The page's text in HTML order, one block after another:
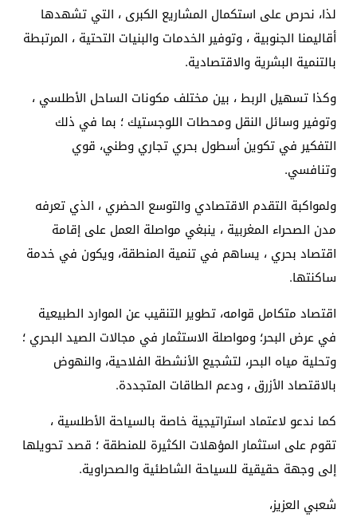
لذا، نحرص على استكمال المشاريع الكبرى ، التي تشهدها
أقاليمنا الجنوبية ، وتوفير الخدمات والبنيات التحتية ، المرتبطة
بالتنمية البشرية والاقتصادية.
وكذا تسهيل الربط ، بين مختلف مكونات الساحل الأطلسي ،
وتوفير وسائل النقل ومحطات اللوجستيك ؛ بما في ذلك
التفكير في تكوين أسطول بحري تجاري وطني، قوي
وتنافسي.
ولمواكبة التقدم الاقتصادي والتوسع الحضري ، الذي تعرفه
مدن الصحراء المغربية ، ينبغي مواصلة العمل على إقامة
اقتصاد بحري ، يساهم في تنمية المنطقة، ويكون في خدمة
ساكنتها.
اقتصاد متكامل قوامه، تطوير التنقيب عن الموارد الطبيعية
في عرض البحر؛ ومواصلة الاستثمار في مجالات الصيد البحري ؛
وتحلية مياه البحر، لتشجيع الأنشطة الفلاحية، والنهوض
بالاقتصاد الأزرق ، ودعم الطاقات المتجددة.
كما ندعو لاعتماد استراتيجية خاصة بالسياحة الأطلسية ،
تقوم على استثمار المؤهلات الكثيرة للمنطقة ؛ قصد تحويلها
إلى وجهة حقيقية للسياحة الشاطئية والصحراوية.
شعبي العزيز،